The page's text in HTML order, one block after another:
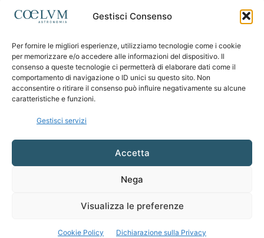
Gestisci Consenso
Per fornire le migliori esperienze, utilizziamo tecnologie come i cookie
per memorizzare e/o accedere alle informazioni del dispositivo. Il
consenso a queste tecnologie ci permetterà di elaborare dati come il
comportamento di navigazione o ID unici su questo sito. Non
acconsentire o ritirare il consenso può influire negativamente su alcune
caratteristiche e funzioni.
Gestisci servizi
Accetta
Nega
Visualizza le preferenze
Cookie Policy Dichiarazione sulla Privacy
CHI SIAMO
Contattaci:coelumastro@coelum.com